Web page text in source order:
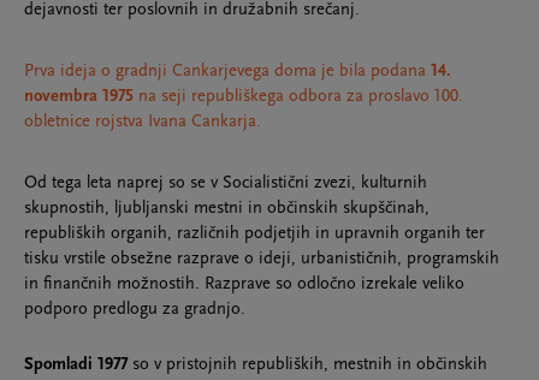
dejavnosti ter poslovnih in družabnih srečanj.
Prva ideja o gradnji Cankarjevega doma je bila podana 14.
novembra 1975 na seji republiškega odbora za proslavo 100.
obletnice rojstva Ivana Cankarja.
Od tega leta naprej so se v Socialistični zvezi, kulturnih
skupnostih, ljubljanski mestni in občinskih skupščinah,
republiških organih, različnih podjetjih in upravnih organih ter
tisku vrstile obsežne razprave o ideji, urbanističnih, programskih
in finančnih možnostih. Razprave so odločno izrekale veliko
podporo predlogu za gradnjo.
Spomladi 1977 so v pristojnih republiških, mestnih in občinskih